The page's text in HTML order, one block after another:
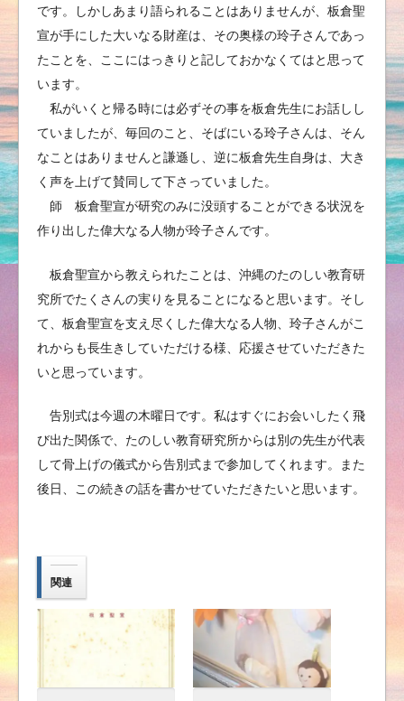
です。しかしあまり語られることはありませんが、板倉聖
宣が手にした大いなる財産は、その奥様の玲子さんであっ
たことを、ここにはっきりと記しておかなくてはと思って
います。
私がいくと帰る時には必ずその事を板倉先生にお話しし
ていましたが、毎回のこと、そばにいる玲子さんは、そん
なことはありませんと謙遜し、逆に板倉先生自身は、大き
く声を上げて賛同して下さっていました。
師 板倉聖宣が研究のみに没頭することができる状況を
作り出した偉大なる人物が玲子さんです。
板倉聖宣から教えられたことは、沖縄のたのしい教育研
究所でたくさんの実りを見ることになると思います。そし
て、板倉聖宣を支え尽くした偉大なる人物、玲子さんがこ
れからも長生きしていただける様、応援させていただきた
いと思っています。
告別式は今週の木曜日です。私はすぐにお会いしたく飛
び出た関係で、たのしい教育研究所からは別の先生が代表
して骨上げの儀式から告別式まで参加してくれます。また
後日、この続きの話を書かせていただきたいと思います。
関連